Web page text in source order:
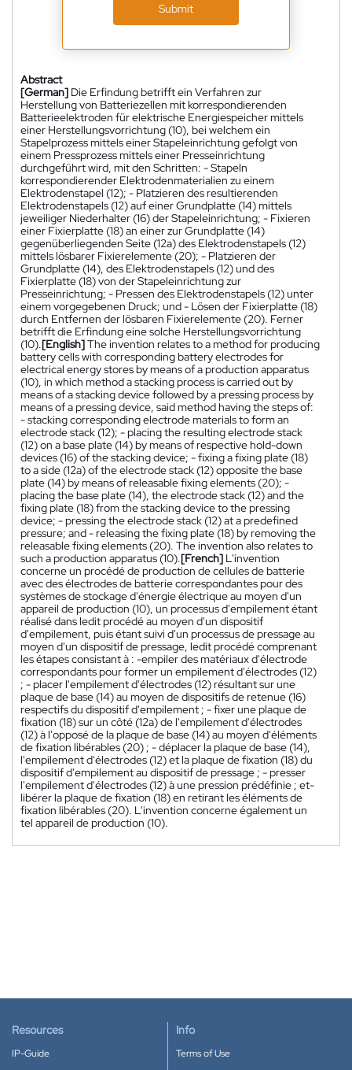
Submit
Abstract
[German] Die Erfindung betrifft ein Verfahren zur
Herstellung von Batteriezellen mit korrespondierenden
Batterieelektroden für elektrische Energiespeicher mittels
einer Herstellungsvorrichtung (10), bei welchem ein
Stapelprozess mittels einer Stapeleinrichtung gefolgt von
einem Pressprozess mittels einer Presseinrichtung
durchgeführt wird, mit den Schritten: - Stapeln
korrespondierender Elektrodenmaterialien zu einem
Elektrodenstapel (12); - Platzieren des resultierenden
Elektrodenstapels (12) auf einer Grundplatte (14) mittels
jeweiliger Niederhalter (16) der Stapeleinrichtung; - Fixieren
einer Fixierplatte (18) an einer zur Grundplatte (14)
gegenüberliegenden Seite (12a) des Elektrodenstapels (12)
mittels lösbarer Fixierelemente (20); - Platzieren der
Grundplatte (14), des Elektrodenstapels (12) und des
Fixierplatte (18) von der Stapeleinrichtung zur
Presseinrichtung; - Pressen des Elektrodenstapels (12) unter
einem vorgegebenen Druck; und - Lösen der Fixierplatte (18)
durch Entfernen der lösbaren Fixierelemente (20). Ferner
betrifft die Erfindung eine solche Herstellungsvorrichtung
(10).[English]The invention relates to a method for producing
battery cells with corresponding battery electrodes for
electrical energy stores by means of a production apparatus
(10), in which method a stacking process is carried out by
means of a stacking device followed by a pressing process by
means of a pressing device, said method having the steps of:
- stacking corresponding electrode materials to form an
electrode stack (12); - placing the resulting electrode stack
(12) on a base plate (14) by means of respective hold-down
devices (16) of the stacking device; - fixing a fixing plate (18)
to a side (12a) of the electrode stack (12) opposite the base
plate (14) by means of releasable fixing elements (20); -
placing the base plate (14), the electrode stack (12) and the
fixing plate (18) from the stacking device to the pressing
device; - pressing the electrode stack (12) at a predefined
pressure; and - releasing the fixing plate (18) by removing the
releasable fixing elements (20). The invention also relates to
such a production apparatus (10).[French] L'invention
concerne un procédé de production de cellules de batterie
avec des électrodes de batterie correspondantes pour des
systèmes de stockage d'énergie électrique au moyen d'un
appareil de production (10), un processus d'empilement étant
réalisé dans ledit procédé au moyen d'un dispositif
d'empilement, puis étant suivi d'un processus de pressage au
moyen d'un dispositif de pressage, ledit procédé comprenant
les étapes consistant à : -empiler des matériaux d'électrode
correspondants pour former un empilement d'électrodes (12)
; - placer l'empilement d'électrodes (12) résultant sur une
plaque de base (14) au moyen de dispositifs de retenue (16)
respectifs du dispositif d'empilement ; - fixer une plaque de
fixation (18) sur un côté (12a) de l'empilement d'électrodes
(12) à l'opposé de la plaque de base (14) au moyen d'éléments
de fixation libérables (20) ; - déplacer la plaque de base (14),
l'empilement d'électrodes (12) et la plaque de fixation (18) du
dispositif d'empilement au dispositif de pressage ; - presser
l'empilement d'électrodes (12) à une pression prédéfinie ; et-
libérer la plaque de fixation (18) en retirant les éléments de
fixation libérables (20). L'invention concerne également un
tel appareil de production (10).
Resources
IP-Guide
Info
Terms of Use